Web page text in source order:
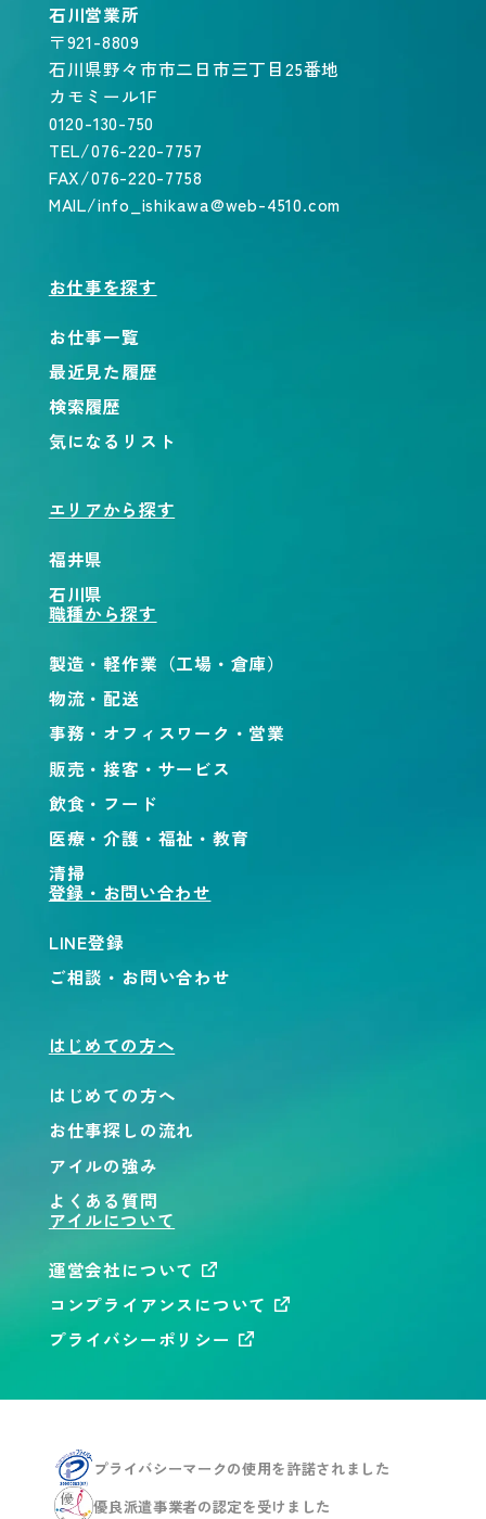
石川営業所
〒921-8809
石川県野々市市二日市三丁目25番地
カモミール1F
0120-130-750
TEL/076-220-7757
FAX/076-220-7758
MAIL/info_ishikawa@web-4510.com
お仕事を探す
お仕事一覧
最近見た履歴
検索履歴
気になるリスト
エリアから探す
福井県
石川県
職種から探す
製造・軽作業（工場・倉庫）
物流・配送
事務・オフィスワーク・営業
販売・接客・サービス
飲食・フード
医療・介護・福祉・教育
清掃
登録・お問い合わせ
LINE登録
ご相談・お問い合わせ
はじめての方へ
はじめての方へ
お仕事探しの流れ
アイルの強み
よくある質問
アイルについて
運営会社について
コンプライアンスについて
プライバシーポリシー
プライバシーマークの使用を許諾されました
優良派遣事業者の認定を受けました